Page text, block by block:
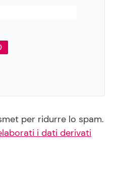
per ridurre lo spam.
i dati derivati